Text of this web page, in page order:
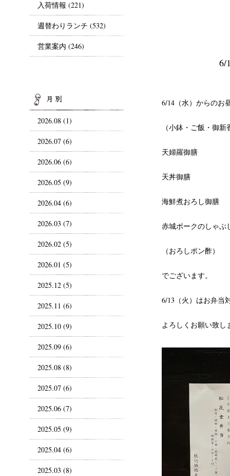
6/
6/14（水）からのお
（小鉢・ご飯・御
天婦羅御膳
天丼御膳
海鮮煮おろし御膳
赤城ポークのしゃぶ
（おろしポン酢）
でございます。
6/13（火）はお弁当
よろしくお願い致し
入荷情報 (221)
週替わりランチ (532)
営業案内 (246)
2026.08 (1)
2026.07 (6)
2026.06 (6)
2026.05 (9)
2026.04 (6)
2026.03 (7)
2026.02 (5)
2026.01 (5)
2025.12 (5)
2025.11 (6)
2025.10 (9)
2025.09 (6)
2025.08 (8)
2025.07 (6)
2025.06 (7)
2025.05 (9)
2025.04 (6)
2025.03 (8)